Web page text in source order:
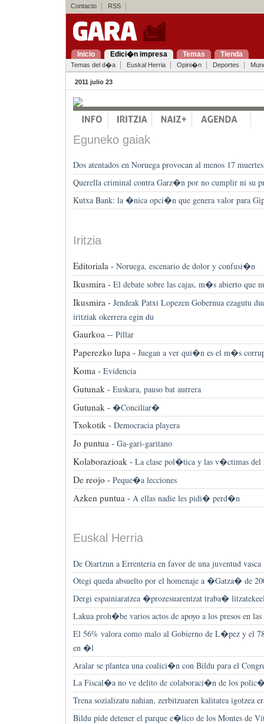
Contacto RSS
Inicio Edici�n impresa Temas Tienda
Temas del d�a Euskal Herria Opini�n Deportes
2011 julio 23
Eguneko gaiak
Dos atentados en Noruega provocan al menos 17 muertes
Querella criminal contra Garz�n por no cumplir ni su
Kutxa Bank: la �nica opci�n que genera valor para
Iritzia
Editoriala - Noruega, escenario de dolor y confusi�n
Ikusmira - El debate sobre las cajas, m�s abierto que
Ikusmira - Jendeak Patxi Lopezen Gobernua ezagutu
iritziak okerrera egin du
Gaurkoa -- Pillar
Paperezko lupa - Juegan a ver qui�n es el m�s
Koma - Evidencia
Gutunak - Euskara, pauso bat aurrera
Gutunak - �Conciliar�
Txokotik - Democracia playera
Jo puntua - Ga-gari-garitano
Kolaborazioak - La clase pol�tica y las v�ctimas del
De reojo - Peque�a lecciones
Azken puntua - A ellas nadie les pidi� perd�n
Euskal Herria
De Oiartzun a Errenteria en favor de una juventud
Otegi queda absuelto por el homenaje a �Gatza� de
Dergi espainiaratzea �prozesuarentzat traba�
Lakua proh�be varios actos de apoyo a los presos en las
El 56% valora como malo al Gobierno de L�pez y el
en �l
Aralar se plantea una coalici�n con Bildu para el
La Fiscal�a no ve delito de colaboraci�n de los
Trena sozializatu nahian, zerbitzuaren kalitatea igotzea
Bildu pide detener el parque e�lico de los Montes de